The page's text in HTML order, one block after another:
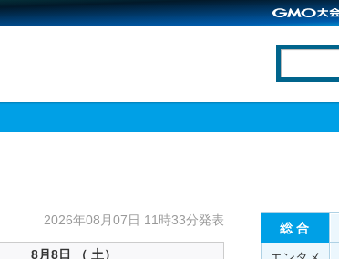
2026年08月07日 11時33分発表
8月8日 （ 土）
総 合